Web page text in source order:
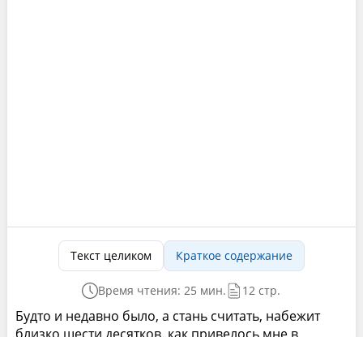
Текст целиком Краткое содержание
Время чтения: 25 мин. 12 стр.
Будто и недавно было, а стань считать, набежит